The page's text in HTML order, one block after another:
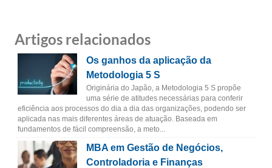
Artigos relacionados
Os ganhos da aplicação da
Metodologia 5 S
Originária do Japão, a Metodologia 5 S propõe
uma série de atitudes necessárias para conferir
eficiência aos processos do dia a dia das organizações, podendo ser
aplicada nas mais diferentes áreas de atuação. Baseada em
fundamentos de fácil compreensão, a meto...
MBA em Gestão de Negócios,
Controladoria e Finanças